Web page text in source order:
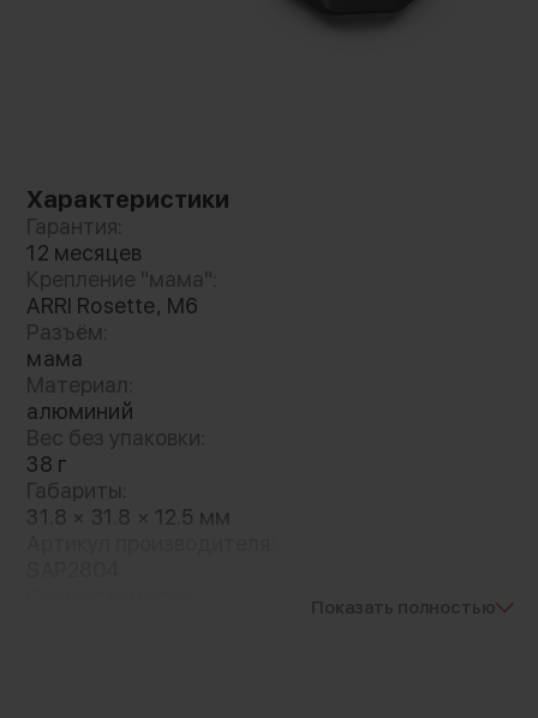
Характеристики
Гарантия:
12 месяцев
Крепление "мама":
ARRI Rosette, M6
Разъём:
мама
Материал:
алюминий
Вес без упаковки:
38 г
Габариты:
31.8 × 31.8 × 12.5 мм
Показать полностью